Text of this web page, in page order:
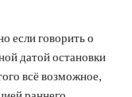
если говорить о
датой остановки
всё возможное,